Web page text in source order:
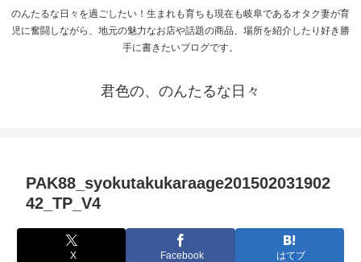
のんたるな日々を過ごしたい！生まれも育ちも現在も岐阜であるオタク妻が育
児に奮闘しながら、地元の魅力なお店や話題の商品、場所を紹介したり好き勝
手に書きたいブログです。
君色の、のんたるな日々
PAK88_syokutakukaraage201502031902
42_TP_V4
X Facebook はてブ